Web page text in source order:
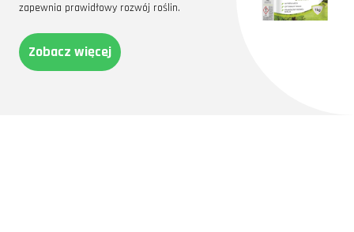
zapewnia prawidłowy rozwój roślin.
Zobacz więcej